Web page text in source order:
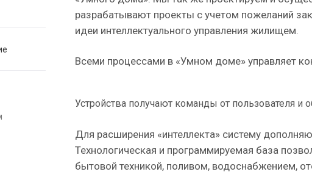
разрабатывают проекты с учетом пожеланий
идеи интеллектуального управления жилищем.
Всеми процессами в «Умном доме» управляет
Устройства получают команды от пользователя
Для расширения «интеллекта» систему
Технологическая и программируемая база
бытовой техникой, поливом, водоснабжением,